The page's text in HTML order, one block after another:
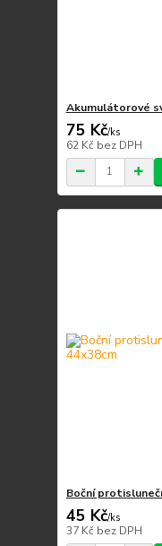
Akumulátorové
75 Kč/ks
62 Kč bez DPH
Boční
45 Kč/ks
37 Kč bez DPH